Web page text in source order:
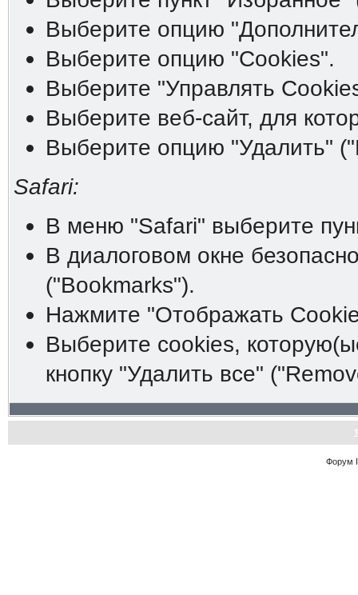
Выберите опцию
Выберите опцию "Cookies".
Выберите "Управлять
Выберите веб-сайт, для
Выберите опцию "Удалить"
Safari:
В меню "Safari" выберите
В диалоговом окне
("Bookmarks").
Нажмите "Отображать
Выберите cookies,
кнопку "Удалить все"
Форум